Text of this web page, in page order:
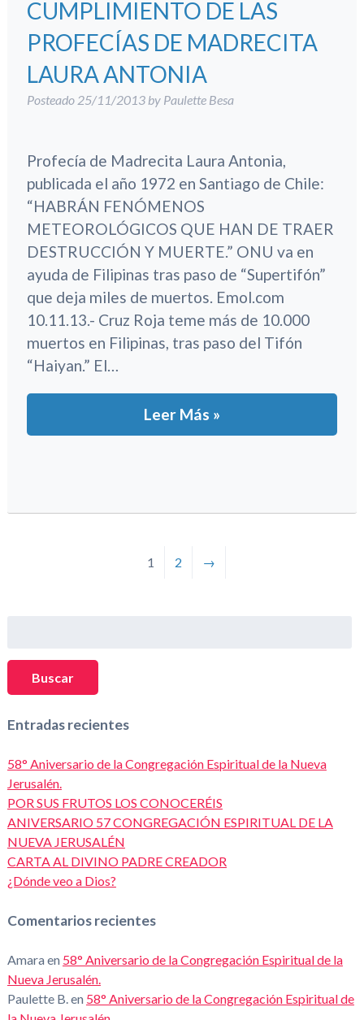
CUMPLIMIENTO DE LAS
PROFECÍAS DE MADRECITA
LAURA ANTONIA
Posteado 25/11/2013 by Paulette Besa
Profecía de Madrecita Laura Antonia,
publicada el año 1972 en Santiago de Chile:
“HABRÁN FENÓMENOS
METEOROLÓGICOS QUE HAN DE TRAER
DESTRUCCIÓN Y MUERTE.” ONU va en
ayuda de Filipinas tras paso de “Supertifón”
que deja miles de muertos. Emol.com
10.11.13.- Cruz Roja teme más de 10.000
muertos en Filipinas, tras paso del Tifón
“Haiyan.” El…
Leer Más »
1 2 →
Buscar
Entradas recientes
58° Aniversario de la Congregación Espiritual de la Nueva
Jerusalén.
POR SUS FRUTOS LOS CONOCERÉIS
ANIVERSARIO 57 CONGREGACIÓN ESPIRITUAL DE LA
NUEVA JERUSALÉN
CARTA AL DIVINO PADRE CREADOR
¿Dónde veo a Dios?
Comentarios recientes
Amara en 58° Aniversario de la Congregación Espiritual de la
Nueva Jerusalén.
Paulette B.en 58° Aniversario de la Congregación Espiritual de